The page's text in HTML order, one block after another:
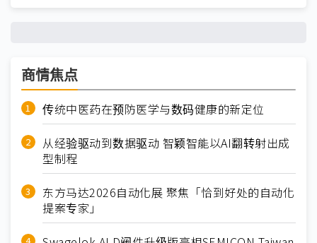
商情焦点
传统中医药在预防医学与数码健康的新定位
从经验驱动到数据驱动 智颖智能以AI翻转射出成
型制程
东方马达2026自动化展 聚焦「恰到好处的自动化
提案专家」